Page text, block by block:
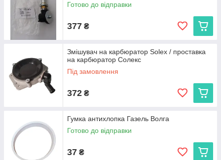
Готово до відправки
377 ₴
Змішувач на карбюратор Solex / проставка
на карбюратор Солекс
Під замовлення
372 ₴
Гумка антихлопка Газель Волга
Готово до відправки
37 ₴